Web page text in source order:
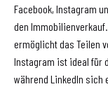
Facebook, Instagram
den
ermöglicht das Teilen
Instagram ist ideal für
während LinkedIn sich